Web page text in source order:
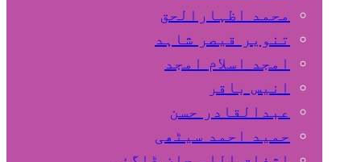
محمد اظہارالحق
تنویر قیصر شاہد
امجد اسلام امجد
انیس باقر
عبدالقادر حسن
حمید احمد سیٹھی